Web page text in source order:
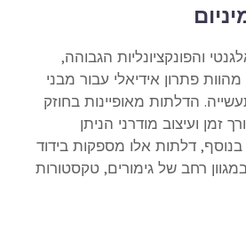
והפונקציונליות הגבוהה,
פתרון אידיאלי עבור מבני
הדלתות מאופיינות בחוזק
זמן ועיצוב מודרני הניתן
דלתות אלו מספקות בידוד
במגוון רחב של גימורים, טקסטורות